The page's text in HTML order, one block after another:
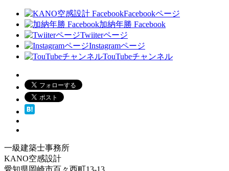
Facebookページ
加納年勝 Facebook
Twiiterページ
Instagramページ
TouTubeチャンネル
一級建築士事務所
KANO空感設計